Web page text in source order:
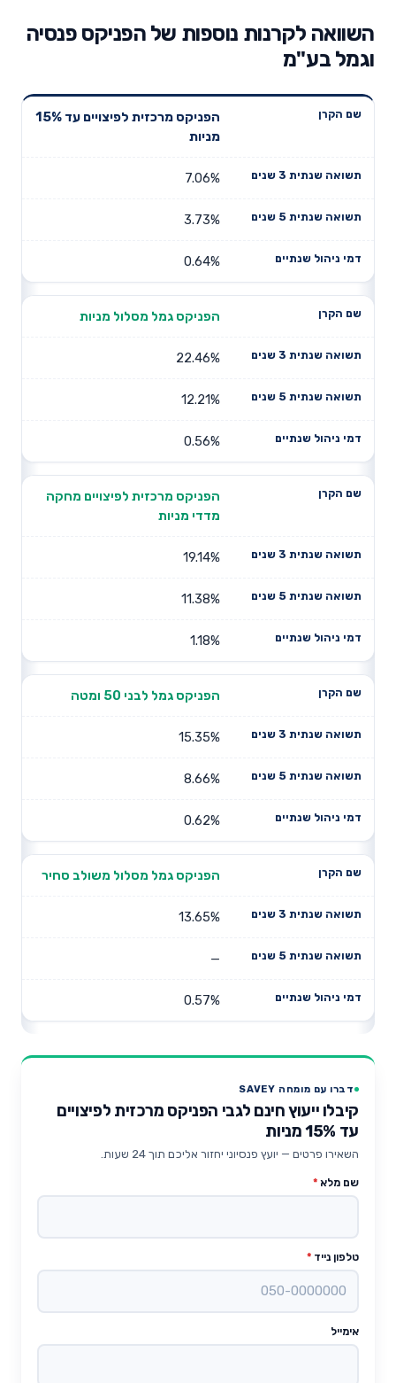
השוואה לקרנות נוספות של הפניקס פנסיה
וגמל בע"מ
שנתית 3
תשואה
דמי ניהול
הפניקס מרכזית לפיצויים עד 15%
מניות
7.06%
3.73%
0.64%
הפניקס גמל מסלול מניות
22.46%
12.21%
0.56%
הפניקס מרכזית לפיצויים מחקה
מדדי מניות
19.14%
11.38%
1.18%
הפניקס גמל לבני 50 ומטה
15.35%
8.66%
0.62%
הפניקס גמל מסלול משולב סחיר
13.65%
—
0.57%
דברו עם מומחה SAVEY
קיבלו ייעוץ חינם לגבי הפניקס מרכזית לפיצויים
עד 15% מניות
השאירו פרטים — יועץ פנסיוני יחזור אליכם תוך 24 שעות.
שם מלא *
טלפון נייד *
אימייל